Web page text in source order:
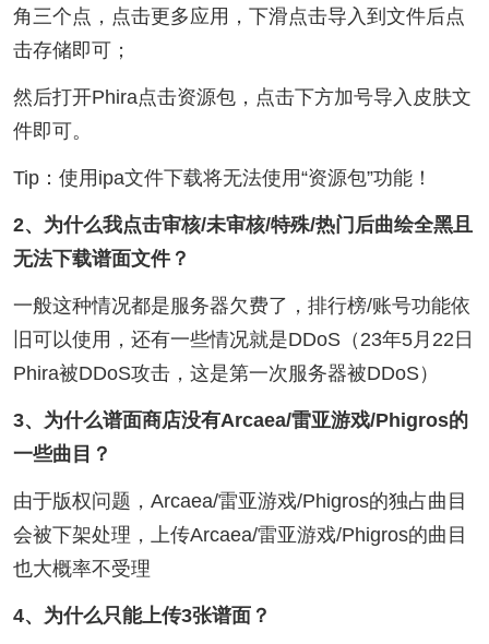
角三个点，点击更多应用，下滑点击导入到文件后点
击存储即可；
然后打开Phira点击资源包，点击下方加号导入皮肤文
件即可。
Tip：使用ipa文件下载将无法使用“资源包”功能！
2、为什么我点击审核/未审核/特殊/热门后曲绘全黑且
无法下载谱面文件？
一般这种情况都是服务器欠费了，排行榜/账号功能依
旧可以使用，还有一些情况就是DDoS（23年5月22日
Phira被DDoS攻击，这是第一次服务器被DDoS）
3、为什么谱面商店没有Arcaea/雷亚游戏/Phigros的
一些曲目？
由于版权问题，Arcaea/雷亚游戏/Phigros的独占曲目
会被下架处理，上传Arcaea/雷亚游戏/Phigros的曲目
也大概率不受理
4、为什么只能上传3张谱面？